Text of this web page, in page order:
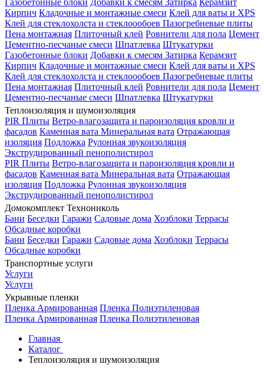
Газобетонные блоки Добавки к смесям Затирка Керамзит
Кирпич Кладочные и монтажные смеси Клей для ваты и XPS
Клей для стеклохолста и стеклоообоев Пазогребневые плиты
Пена монтажная Плиточный клей Ровнители для пола Цемент
Цементно-песчаные смеси Шпатлевка Штукатурки
Газобетонные блоки Добавки к смесям Затирка Керамзит
Кирпич Кладочные и монтажные смеси Клей для ваты и XPS
Клей для стеклохолста и стеклоообоев Пазогребневые плиты
Пена монтажная Плиточный клей Ровнители для пола Цемент
Цементно-песчаные смеси Шпатлевка Штукатурки
Теплоизоляция и шумоизоляция
PIR Плиты Ветро-влагозащита и пароизоляция кровли и
фасадов Каменная вата Минеральная вата Отражающая
изоляция Подложка Рулонная звукоизоляция
Экструдированный пенополистирол
PIR Плиты Ветро-влагозащита и пароизоляция кровли и
фасадов Каменная вата Минеральная вата Отражающая
изоляция Подложка Рулонная звукоизоляция
Экструдированный пенополистирол
Домокомплект Технониколь
Бани Беседки Гаражи Садовые дома Хозблоки Террасы
Обсадные коробки
Бани Беседки Гаражи Садовые дома Хозблоки Террасы
Обсадные коробки
Транспортные услуги
Услуги
Услуги
Укрывные пленки
Пленка Армированная Пленка Полиэтиленовая
Пленка Армированная Пленка Полиэтиленовая
Главная
Каталог
Теплоизоляция и шумоизоляция